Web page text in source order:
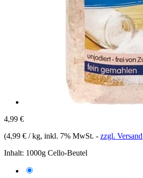
4,99 €
(4,99 € / kg, inkl. 7% MwSt. - zzgl. Versand
Inhalt: 1000g Cello-Beutel